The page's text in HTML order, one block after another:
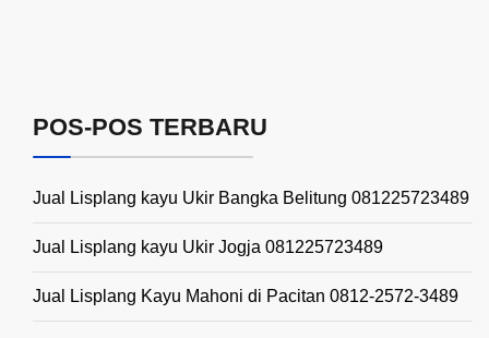
POS-POS TERBARU
Jual Lisplang kayu Ukir Bangka Belitung 081225723489
Jual Lisplang kayu Ukir Jogja 081225723489
Jual Lisplang Kayu Mahoni di Pacitan 0812-2572-3489